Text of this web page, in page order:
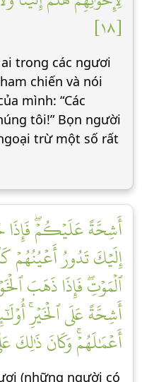
[١٨]
trong các ngươi
chiến và nói
mình: “Các
tôi!” Bọn người
trừ một số rất
أَشِحَّةً عَلَيۡكُمۡۖ فَإِذَا
إِلَيۡكَ تَدُورُ
ٱلۡمَوۡتِۖ فَإِذَا ذَهَبَ
أَشِحَّةً عَلَى ٱلۡخَيۡرِۚ
أَعۡمَٰلَهُمۡۚ وَكَانَ ذَٰلِكَ عَلَى
(những người có